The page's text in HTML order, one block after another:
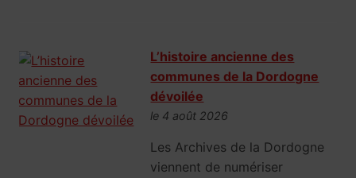
L’histoire ancienne des
communes de la Dordogne
dévoilée
le 4 août 2026
Les Archives de la Dordogne
viennent de numériser